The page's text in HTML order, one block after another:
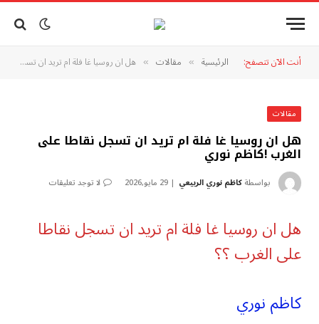
أنت الآن تتصفح: الرئيسية » مقالات » هل ان روسيا غا فلة ام تريد ان تسجل نقاطا على الغرب !كاظم نوري
مقالات
هل ان روسيا غا فلة ام تريد ان تسجل نقاطا على
الغرب !كاظم نوري
بواسطةكاظم نوري الربيعي 29 مايو,2026 لا توجد تعليقات
هل ان روسيا غا فلة ام تريد ان تسجل نقاطا
على الغرب ؟؟
كاظم نوري